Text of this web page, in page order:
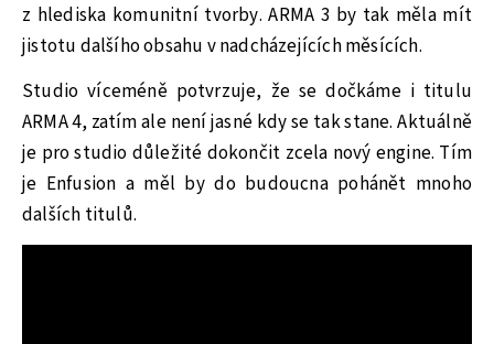
z hlediska komunitní tvorby. ARMA 3 by tak měla mít
jistotu dalšího obsahu v nadcházejících měsících.
Studio víceméně potvrzuje, že se dočkáme i titulu
ARMA 4, zatím ale není jasné kdy se tak stane. Aktuálně
je pro studio důležité dokončit zcela nový engine. Tím
je Enfusion a měl by do budoucna pohánět mnoho
dalších titulů.